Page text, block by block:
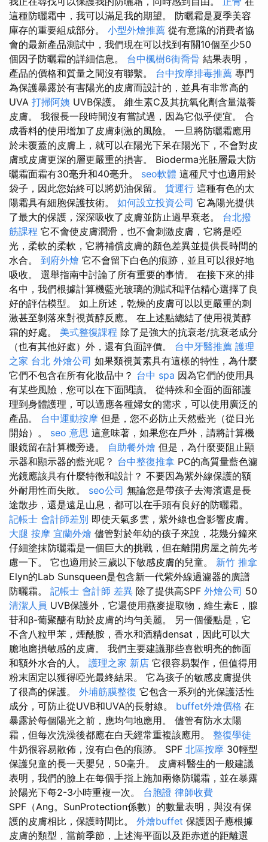
這種防曬霜中，我可以滿足我的期望。 防曬霜是夏季美容
庫存的重要組成部分。 小型外燴推薦 從有意識的消費者協
會的最新產品測試中，我們現在可以找到有關10個至少50
個因子防曬霜的詳細信息。 台中楓樹6街喬骨 結果表明，
產品的價格和質量之間沒有聯繫。 台中按摩排毒推薦 專門
為保護暴露於有害陽光的皮膚而設計的，並具有非常高的
UVA 打掃阿姨 UVB保護。 維生素C及其抗氧化劑含量滋養
皮膚。 我很長一段時間沒有嘗試過，因為它似乎便宜。 合
成香料的使用增加了皮膚刺激的風險。 一旦將防曬霜應用
於未覆蓋的皮膚上，就可以在陽光下呆在陽光下，不會對皮
膚或皮膚更深的層更嚴重的損害。 Bioderma光胚層最大防
曬霜面霜有30毫升和40毫升。 seo軟體 這種尺寸也適用於
袋子，因此您始終可以將奶油保留。 貨運行 這種有色的太
陽霜具有細胞保護技術。 如何設立投資公司 它為陽光提供
了最大的保護，深深吸收了皮膚並防止過早衰老。 台北撥
筋課程 它不會使皮膚潤滑，也不會刺激皮膚，它將是啞
光，柔軟的柔軟，它將補​​償皮膚的顏色差異並提供長時間的
水合。 到府外燴 它不會留下白色的痕跡，並且可以很好地
吸收。 選舉指南中討論了所有重要的事情。 在接下來的排
名中，我們根據計算機藍光玻璃的測試和評估精心選擇了良
好的評估模型。 如上所述，乾燥的皮膚可以以更嚴重的刺
激甚至剝落來對視黃醇反應。 在上述點總結了使用視黃醇
霜的好處。 美式整復課程 除了是強大的抗衰老/抗衰老成分
（也有其他好處）外，還有負面評價。 台中牙醫推薦 護理
之家 台北 外燴公司 如果類視黃素具有這樣的特性，為什麼
它們不包含在所有化妝品中？ 台中 spa 因為它們的使用具
有某些風險，您可以在下面閱讀。 從特殊和全面的面部護
理到身體護理，可以適應各種婦女的需求，可以使用廣泛的
產品。 台中運動按摩 但是，您不必防止天然藍光（從日光
開始）。 seo 意思 這意味著，如果您在戶外，請將計算機
眼鏡留在計算機旁邊。 自助餐外燴 但是，為什麼要阻止顯
示器和顯示器的藍光呢？ 台中整復推拿 PC的高質量藍色濾
光鏡應該具有什麼特徵和設計？ 不要因為紫外線保護的額
外耐用性而失敗。 seo公司 無論您是帶孩子去海濱還是長
途散步，還是遠足山息，都可以在手頭有良好的防曬霜。
記帳士 會計師差別 即使天氣多雲，紫外線也會影響皮膚。
大腿 按摩 宜蘭外燴 儘管對於年幼的孩子來說，花幾分鐘來
仔細塗抹防曬霜是一個巨大的挑戰，但在離開房屋之前先考
慮一下。 它也適用於三歲以下敏感皮膚的兒童。 新竹 推拿
Elyn的Lab Sunsqueen是包含新一代紫外線過濾器的廣譜
防曬霜。 記帳士 會計師 差異 除了提供高SPF 外燴公司 50
清潔人員 UVB保護外，它還使用燕麥提取物，維生素E，腺
苷和β-葡聚醣有助於皮膚的均勻美麗。 另一個優點是，它
不含八粒甲苯，煙酰胺，香水和酒精densat，因此可以大
膽地磨損敏感的皮膚。 我們主要建議那些喜歡明亮的飾面
和額外水合的人。 護理之家 新店 它很容易製作，但值得用
粉末固定以獲得啞光最終結果。 它為孩子的敏感皮膚提供
了很高的保護。 外埔筋膜整復 它包含一系列的光保護活性
成分，可防止從UVB和UVA的長射線。 buffet外燴價格 在
暴露於每個陽光之前，應均勻地應用。 儘管有防水太陽
霜，但每次洗澡後都應在白天經常重複該應用。 整復學徒
牛奶很容易散佈，沒有白色的痕跡。 SPF 北區按摩 30輕型
保護兒童的長一天嬰兒，50毫升。 皮膚科醫生的一般建議
表明，我們的臉上在每個手指上施加兩條防曬霜，並在暴露
於陽光下每2-3小時重複一次。 台胞證 律師收費
SPF（Ang。SunProtection係數）的數量表明，與沒有保
護的皮膚相比，保護時間比。 外燴buffet 保護因子應根據
皮膚的類型，當前季節，上述海平面以及距赤道的距離選